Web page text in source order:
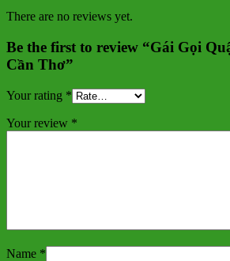
There are no reviews yet.
Be the first to review “Gái Gọi
Cần Thơ”
Your rating *
Your review *
Name *